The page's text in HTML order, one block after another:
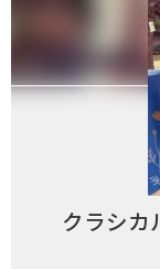
クラシカ